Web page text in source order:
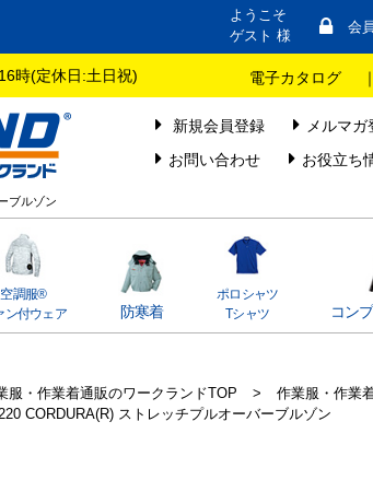
ようこそ
ゲスト 様
会
時(定休日:土日祝) 電子カタログ
新規会員登録
メルマガ
お問い合わせ
お役立ち
ブルゾン
空調服®
ン付ウェア
防寒着
ポロシャツ
Tシャツ
コン
服・作業着通販のワークランドTOP > 作業服・作業
CORDURA(R) ストレッチプルオーバーブルゾン